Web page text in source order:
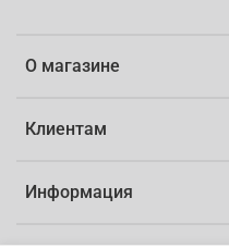
О магазине
Клиентам
Информация